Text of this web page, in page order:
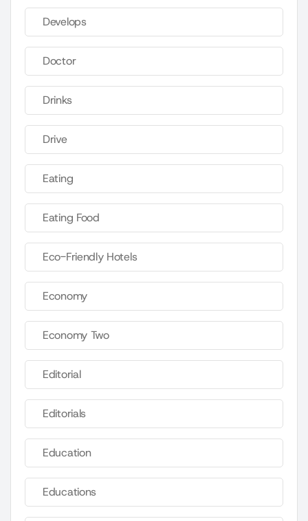
Develops
Doctor
Drinks
Drive
Eating
Eating Food
Eco-Friendly Hotels
Economy
Economy Two
Editorial
Editorials
Education
Educations